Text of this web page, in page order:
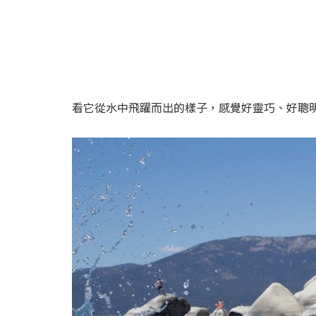
看它從水中飛躍而出的樣子，感覺好靈巧、好聰